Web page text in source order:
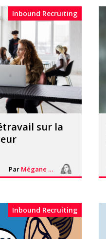
sur la
Par Mégane Segorb
Inbound Recruiting
Inbound Recruiting